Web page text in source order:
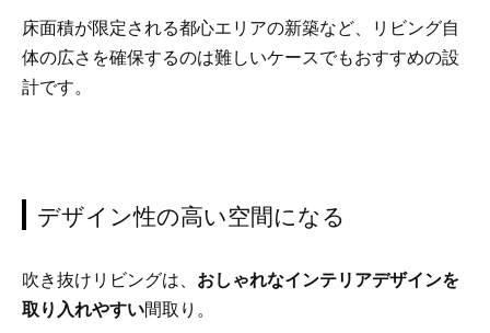
床面積が限定される都心エリアの新築など、リビング自
体の広さを確保するのは難しいケースでもおすすめの設
計です。
デザイン性の高い空間になる
吹き抜けリビングは、 おしゃれなインテリアデザインを
取り入れやすい間取り。